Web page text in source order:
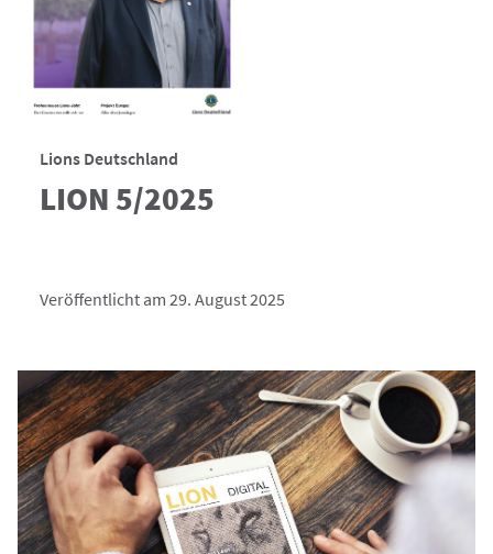
Lions Deutschland
LION 5/2025
Veröffentlicht am 29. August 2025